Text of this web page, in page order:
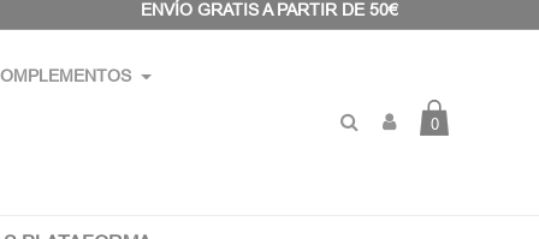
ENVÍO GRATIS A PARTIR DE 50€
0